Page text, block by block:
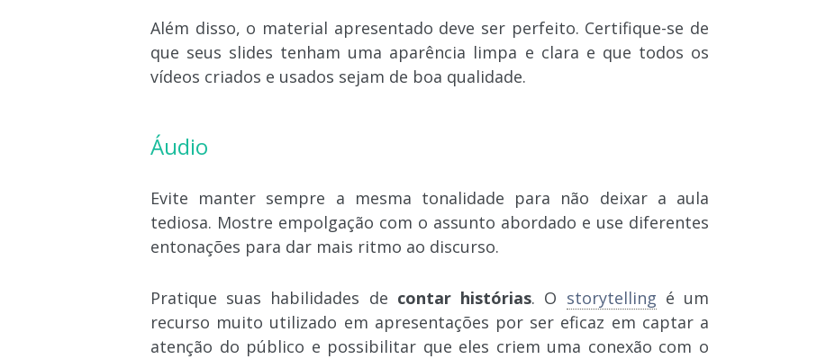
Além disso, o material apresentado deve ser perfeito. Certifique-se de
que seus slides tenham uma aparência limpa e clara e que todos os
vídeos criados e usados ​​sejam de boa qualidade.
Áudio
Evite manter sempre a mesma tonalidade para não deixar a aula
tediosa. Mostre empolgação com o assunto abordado e use diferentes
entonações para dar mais ritmo ao discurso.
Pratique suas habilidades de contar histórias. O storytelling é um
recurso muito utilizado em apresentações por ser eficaz em captar a
atenção do público e possibilitar que eles criem uma conexão com o